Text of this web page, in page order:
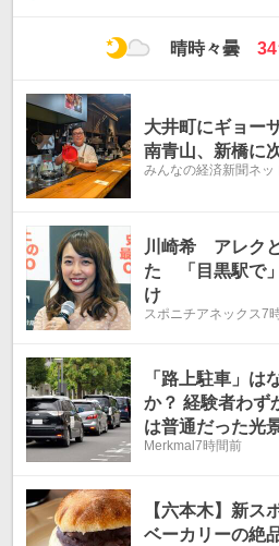
晴時々曇
最
34
大井町にギョー
南青山、新橋に
みんなの経済新聞ネッ
川崎希 アレク
た 「目黒駅で
け
スポニチアネックス7
「路上駐車」は
か？ 経験者わず
は普通だった光
とは
Merkmal7時間前
【六本木】新ス
ベーカリーの絶